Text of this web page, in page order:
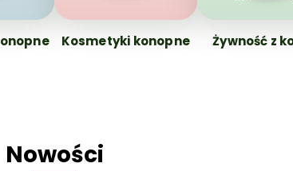
Kosmetyki konopne Żywność z
Nowości